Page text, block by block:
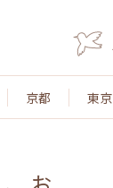
京都 東京